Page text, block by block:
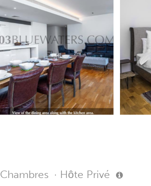
Chambres · Hôte Privé